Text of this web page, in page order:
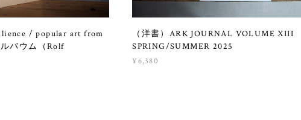
/ popular art from
バウム（Rolf
（洋書）ARK JOURNAL VOLUME XIII
SPRING/SUMMER 2025
¥6,380